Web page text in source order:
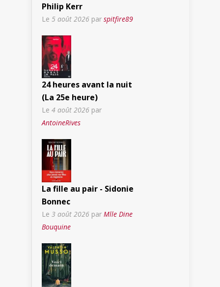
Philip Kerr
Le 5 août 2026 par spitfire89
24 heures avant la nuit
(La 25e heure)
Le 4 août 2026 par
AntoineRives
La fille au pair - Sidonie
Bonnec
Le 3 août 2026 par Mlle Dine
Bouquine